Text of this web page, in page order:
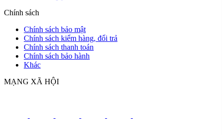
Chính sách
Chính sách bảo mật
Chính sách kiểm hàng, đổi trả
Chính sách thanh toán
Chính sách bảo hành
Khác
MẠNG XÃ HỘI